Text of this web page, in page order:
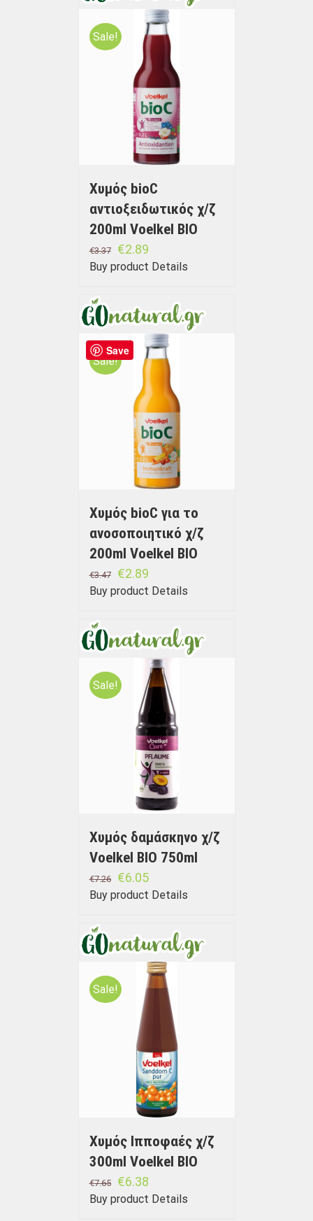
Sale!
Χυμός bioC
αντιοξειδωτικός χ/ζ
200ml Voelkel BIO
€3.37 €2.89
Buy product Details
Sale!
Χυμός bioC για το
ανοσοποιητικό χ/ζ
200ml Voelkel BIO
€3.47 €2.89
Buy product Details
Sale!
Χυμός δαμάσκηνο χ/ζ
Voelkel BIO 750ml
€7.26 €6.05
Buy product Details
Sale!
Χυμός Ιπποφαές χ/ζ
300ml Voelkel BIO
€7.65 €6.38
Buy product Details
Save